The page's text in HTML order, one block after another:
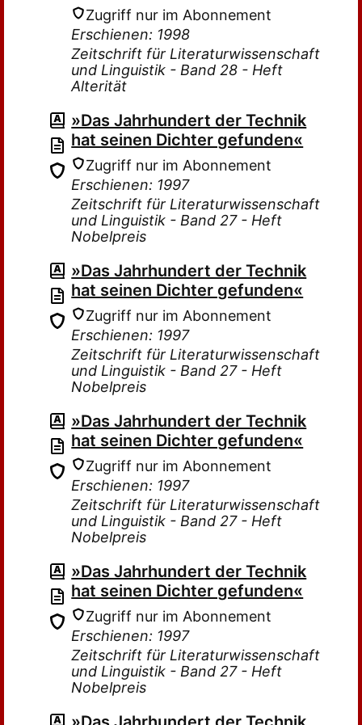
Zugriff nur im Abonnement
Erschienen: 1998
Zeitschrift für Literaturwissenschaft
und Linguistik - Band 28 - Heft
Alterität
»Das Jahrhundert der Technik
hat seinen Dichter gefunden«
Zugriff nur im Abonnement
Erschienen: 1997
Zeitschrift für Literaturwissenschaft
und Linguistik - Band 27 - Heft
Nobelpreis
»Das Jahrhundert der Technik
hat seinen Dichter gefunden«
Zugriff nur im Abonnement
Erschienen: 1997
Zeitschrift für Literaturwissenschaft
und Linguistik - Band 27 - Heft
Nobelpreis
»Das Jahrhundert der Technik
hat seinen Dichter gefunden«
Zugriff nur im Abonnement
Erschienen: 1997
Zeitschrift für Literaturwissenschaft
und Linguistik - Band 27 - Heft
Nobelpreis
»Das Jahrhundert der Technik
hat seinen Dichter gefunden«
Zugriff nur im Abonnement
Erschienen: 1997
Zeitschrift für Literaturwissenschaft
und Linguistik - Band 27 - Heft
Nobelpreis